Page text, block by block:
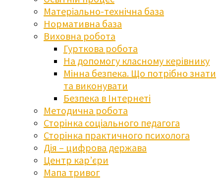
Матеріально-технічна база
Нормативна база
Виховна робота
Гурткова робота
На допомогу класному керівнику
Мінна безпека. Що потрібно знати
та виконувати
Безпека в Інтернеті
Методична робота
Сторінка соціального педагога
Сторінка практичного психолога
Дія – цифрова держава
Центр кар’єри
Мапа тривог